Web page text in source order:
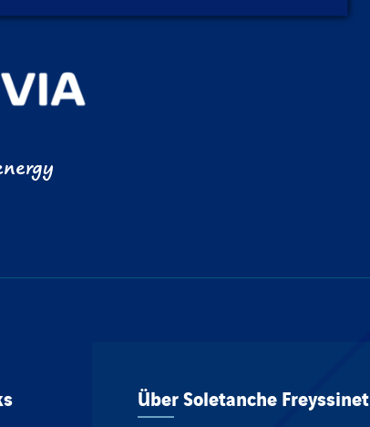
Über Soletanche Freyssinet